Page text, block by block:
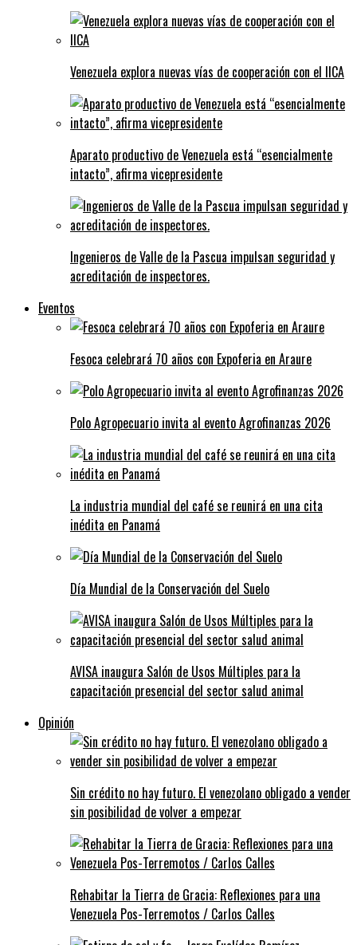
Venezuela explora nuevas vías de cooperación con el IICA
Aparato productivo de Venezuela está “esencialmente
intacto”, afirma vicepresidente
Ingenieros de Valle de la Pascua impulsan seguridad y
acreditación de inspectores.
Eventos
Fesoca celebrará 70 años con Expoferia en Araure
Polo Agropecuario invita al evento Agrofinanzas 2026
La industria mundial del café se reunirá en una cita
inédita en Panamá
Día Mundial de la Conservación del Suelo
AVISA inaugura Salón de Usos Múltiples para la
capacitación presencial del sector salud animal
Opinión
Sin crédito no hay futuro. El venezolano obligado a vender
sin posibilidad de volver a empezar
Rehabitar la Tierra de Gracia: Reflexiones para una
Venezuela Pos-Terremotos / Carlos Calles